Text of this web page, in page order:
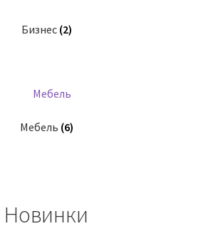
Бизнес (2)
Мебель (6)
Новинки